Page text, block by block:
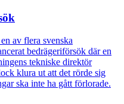
av flera svenska
bedrägeriförsök där en
tekniske direktör
klura ut att det rörde sig
ska inte ha gått förlorade.